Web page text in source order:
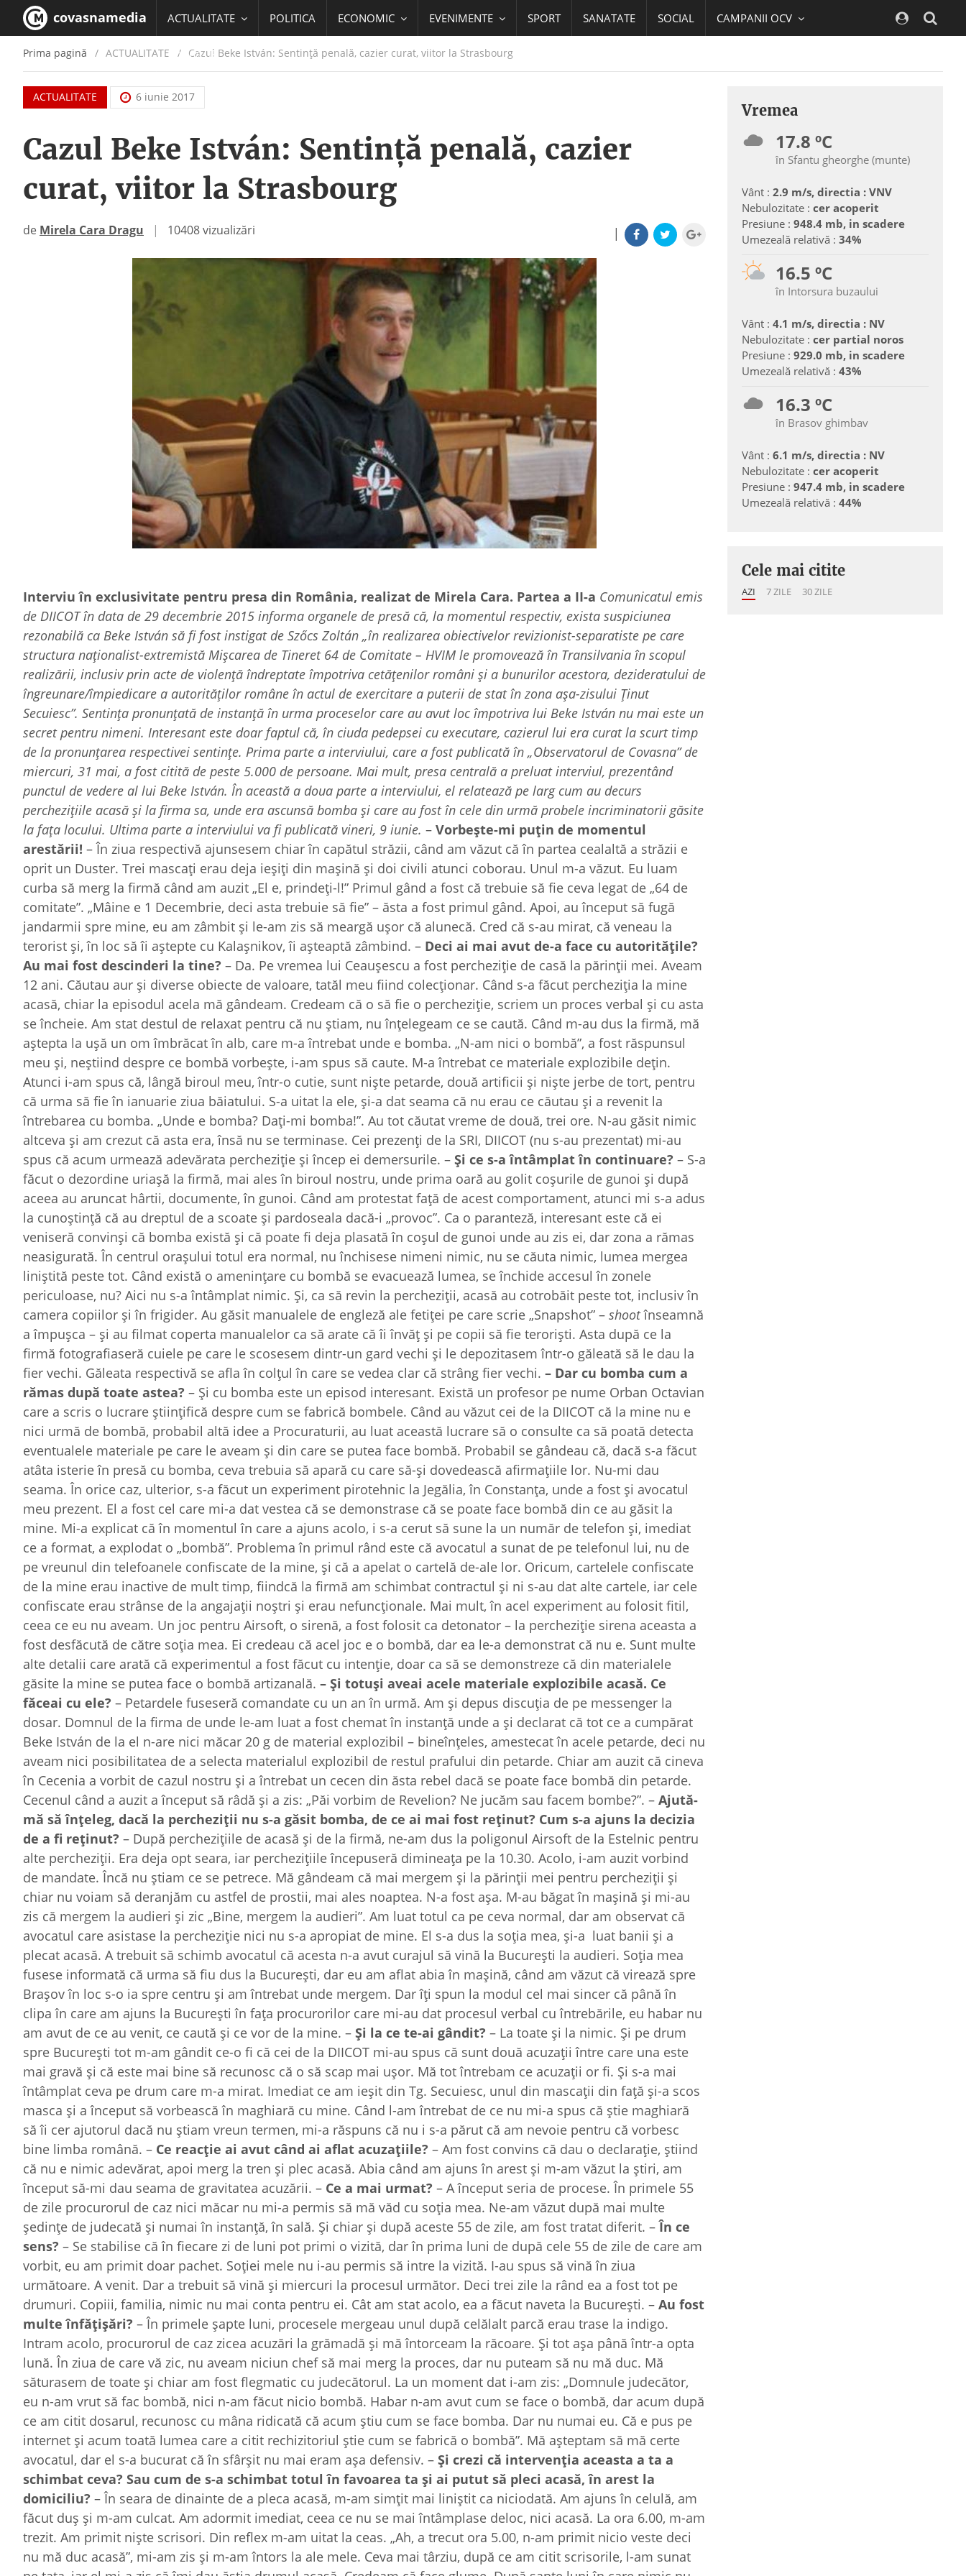
covasnamedia ACTUALITATE POLITICA ECONOMIC EVENIMENTE SPORT SANATATE SOCIAL CAMPANII OCV
EDUCATIE
Prima pagină ACTUALITATE / Cazul Beke István: Sentință penală, cazier curat, viitor la Strasbourg
ACTUALITATE 6 iunie 2017
Cazul Beke István: Sentință penală, cazier
curat, viitor la Strasbourg
|
de Mirela Cara Dragu | 10408 vizualizări
Interviu în exclusivitate pentru presa din România, realizat de Mirela Cara. Partea a II-a Comunicatul emis
de DIICOT în data de 29 decembrie 2015 informa organele de presă că, la momentul respectiv, exista suspiciunea
rezonabilă ca Beke István să fi fost instigat de Szőcs Zoltán „în realizarea obiectivelor revizionist-separatiste pe care
structura naționalist-extremistă Mișcarea de Tineret 64 de Comitate – HVIM le promovează în Transilvania în scopul
realizării, inclusiv prin acte de violență îndreptate împotriva cetățenilor români și a bunurilor acestora, dezideratului de
îngreunare/împiedicare a autorităților române în actul de exercitare a puterii de stat în zona așa-zisului Ținut
Secuiesc”. Sentința pronunțată de instanță în urma proceselor care au avut loc împotriva lui Beke István nu mai este un
secret pentru nimeni. Interesant este doar faptul că, în ciuda pedepsei cu executare, cazierul lui era curat la scurt timp
de la pronunțarea respectivei sentințe. Prima parte a interviului, care a fost publicată în „Observatorul de Covasna” de
miercuri, 31 mai, a fost citită de peste 5.000 de persoane. Mai mult, presa centrală a preluat interviul, prezentând
punctul de vedere al lui Beke István. În această a doua parte a interviului, el relatează pe larg cum au decurs
perchezițiile acasă și la firma sa, unde era ascunsă bomba și care au fost în cele din urmă probele incriminatorii găsite
la fața locului. Ultima parte a interviului va fi publicată vineri, 9 iunie. – Vorbește-mi puțin de momentul
arestării! – În ziua respectivă ajunsesem chiar în capătul străzii, când am văzut că în partea cealaltă a străzii e
oprit un Duster. Trei mascați erau deja ieșiți din mașină și doi civili atunci coborau. Unul m-a văzut. Eu luam
curba să merg la firmă când am auzit „El e, prindeți-l!” Primul gând a fost că trebuie să fie ceva legat de „64 de
comitate”. „Mâine e 1 Decembrie, deci asta trebuie să fie” – ăsta a fost primul gând. Apoi, au început să fugă
jandarmii spre mine, eu am zâmbit și le-am zis să meargă ușor că alunecă. Cred că s-au mirat, că veneau la
terorist și, în loc să îi aștepte cu Kalaşnikov, îi așteaptă zâmbind. – Deci ai mai avut de-a face cu autoritățile?
Au mai fost descinderi la tine? – Da. Pe vremea lui Ceaușescu a fost percheziție de casă la părinții mei. Aveam
12 ani. Căutau aur și diverse obiecte de valoare, tatăl meu fiind colecționar. Când s-a făcut percheziția la mine
acasă, chiar la episodul acela mă gândeam. Credeam că o să fie o percheziție, scriem un proces verbal și cu asta
se încheie. Am stat destul de relaxat pentru că nu știam, nu înțelegeam ce se caută. Când m-au dus la firmă, mă
aștepta la ușă un om îmbrăcat în alb, care m-a întrebat unde e bomba. „N-am nici o bombă”, a fost răspunsul
meu și, neștiind despre ce bombă vorbește, i-am spus să caute. M-a întrebat ce materiale explozibile dețin.
Atunci i-am spus că, lângă biroul meu, într-o cutie, sunt niște petarde, două artificii și niște jerbe de tort, pentru
că urma să fie în ianuarie ziua băiatului. S-a uitat la ele, și-a dat seama că nu erau ce căutau și a revenit la
întrebarea cu bomba. „Unde e bomba? Dați-mi bomba!”. Au tot căutat vreme de două, trei ore. N-au găsit nimic
altceva și am crezut că asta era, însă nu se terminase. Cei prezenți de la SRI, DIICOT (nu s-au prezentat) mi-au
spus că acum urmează adevărata percheziție și încep ei demersurile. – Și ce s-a întâmplat în continuare? – S-a
făcut o dezordine uriașă la firmă, mai ales în biroul nostru, unde prima oară au golit coșurile de gunoi și după
aceea au aruncat hârtii, documente, în gunoi. Când am protestat față de acest comportament, atunci mi s-a adus
la cunoștință că au dreptul de a scoate și pardoseala dacă-i „provoc”. Ca o paranteză, interesant este că ei
veniseră convinși că bomba există și că poate fi deja plasată în coșul de gunoi unde au zis ei, dar zona a rămas
neasigurată. În centrul orașului totul era normal, nu închisese nimeni nimic, nu se căuta nimic, lumea mergea
liniștită peste tot. Când există o amenințare cu bombă se evacuează lumea, se închide accesul în zonele
periculoase, nu? Aici nu s-a întâmplat nimic. Și, ca să revin la percheziții, acasă au cotrobăit peste tot, inclusiv în
camera copiilor și în frigider. Au găsit manualele de engleză ale fetiței pe care scrie „Snapshot” – shootînseamnă
a împușca – și au filmat coperta manualelor ca să arate că îi învăț și pe copii să fie teroriști. Asta după ce la
firmă fotografiaseră cuiele pe care le scosesem dintr-un gard vechi și le depozitasem într-o găleată să le dau la
fier vechi. Găleata respectivă se afla în colțul în care se vedea clar că strâng fier vechi. – Dar cu bomba cum a
rămas după toate astea? – Și cu bomba este un episod interesant. Există un profesor pe nume Orban Octavian
care a scris o lucrare științifică despre cum se fabrică bombele. Când au văzut cei de la DIICOT că la mine nu e
nici urmă de bombă, probabil altă idee a Procuraturii, au luat această lucrare să o consulte ca să poată detecta
eventualele materiale pe care le aveam și din care se putea face bombă. Probabil se gândeau că, dacă s-a făcut
atâta isterie în presă cu bomba, ceva trebuia să apară cu care să-și dovedească afirmațiile lor. Nu-mi dau
seama. În orice caz, ulterior, s-a făcut un experiment pirotehnic la Jegălia, în Constanța, unde a fost și avocatul
meu prezent. El a fost cel care mi-a dat vestea că se demonstrase că se poate face bombă din ce au găsit la
mine. Mi-a explicat că în momentul în care a ajuns acolo, i s-a cerut să sune la un număr de telefon și, imediat
ce a format, a explodat o „bombă”. Problema în primul rând este că avocatul a sunat de pe telefonul lui, nu de
pe vreunul din telefoanele confiscate de la mine, și că a apelat o cartelă de-ale lor. Oricum, cartelele confiscate
de la mine erau inactive de mult timp, fiindcă la firmă am schimbat contractul și ni s-au dat alte cartele, iar cele
confiscate erau strânse de la angajații noștri și erau nefuncționale. Mai mult, în acel experiment au folosit fitil,
ceea ce eu nu aveam. Un joc pentru Airsoft, o sirenă, a fost folosit ca detonator – la percheziție sirena aceasta a
fost desfăcută de către soția mea. Ei credeau că acel joc e o bombă, dar ea le-a demonstrat că nu e. Sunt multe
alte detalii care arată că experimentul a fost făcut cu intenție, doar ca să se demonstreze că din materialele
găsite la mine se putea face o bombă artizanală. – Și totuși aveai acele materiale explozibile acasă. Ce
făceai cu ele? – Petardele fuseseră comandate cu un an în urmă. Am și depus discuția de pe messenger la
dosar. Domnul de la firma de unde le-am luat a fost chemat în instanță unde a și declarat că tot ce a cumpărat
Beke István de la el n-are nici măcar 20 g de material explozibil – bineînțeles, amestecat în acele petarde, deci nu
aveam nici posibilitatea de a selecta materialul explozibil de restul prafului din petarde. Chiar am auzit că cineva
în Cecenia a vorbit de cazul nostru și a întrebat un cecen din ăsta rebel dacă se poate face bombă din petarde.
Cecenul când a auzit a început să râdă și a zis: „Păi vorbim de Revelion? Ne jucăm sau facem bombe?”. – Ajută-
mă să înțeleg, dacă la percheziții nu s-a găsit bomba, de ce ai mai fost reținut? Cum s-a ajuns la decizia
de a fi reținut? – După perchezițiile de acasă și de la firmă, ne-am dus la poligonul Airsoft de la Estelnic pentru
alte percheziții. Era deja opt seara, iar perchezițiile începuseră dimineața pe la 10.30. Acolo, i-am auzit vorbind
de mandate. Încă nu știam ce se petrece. Mă gândeam că mai mergem și la părinții mei pentru percheziții și
chiar nu voiam să deranjăm cu astfel de prostii, mai ales noaptea. N-a fost așa. M-au băgat în mașină și mi-au
zis că mergem la audieri și zic „Bine, mergem la audieri”. Am luat totul ca pe ceva normal, dar am observat că
avocatul care asistase la percheziție nici nu s-a apropiat de mine. El s-a dus la soția mea, și-a luat banii și a
plecat acasă. A trebuit să schimb avocatul că acesta n-a avut curajul să vină la București la audieri. Soția mea
fusese informată că urma să fiu dus la București, dar eu am aflat abia în mașină, când am văzut că virează spre
Brașov în loc s-o ia spre centru și am întrebat unde mergem. Dar îți spun la modul cel mai sincer că până în
clipa în care am ajuns la București în fața procurorilor care mi-au dat procesul verbal cu întrebările, eu habar nu
am avut de ce au venit, ce caută și ce vor de la mine. – Și la ce te-ai gândit? – La toate și la nimic. Și pe drum
spre București tot m-am gândit ce-o fi că cei de la DIICOT mi-au spus că sunt două acuzații între care una este
mai gravă și că este mai bine să recunosc că o să scap mai ușor. Mă tot întrebam ce acuzații or fi. Și s-a mai
întâmplat ceva pe drum care m-a mirat. Imediat ce am ieșit din Tg. Secuiesc, unul din mascații din față și-a scos
masca și a început să vorbească în maghiară cu mine. Când l-am întrebat de ce nu mi-a spus că știe maghiară
să îi cer ajutorul dacă nu știam vreun termen, mi-a răspuns că nu i s-a părut că am nevoie pentru că vorbesc
bine limba română. – Ce reacție ai avut când ai aflat acuzațiile? – Am fost convins că dau o declarație, știind
că nu e nimic adevărat, apoi merg la tren și plec acasă. Abia când am ajuns în arest și m-am văzut la știri, am
început să-mi dau seama de gravitatea acuzării. – Ce a mai urmat? – A început seria de procese. În primele 55
de zile procurorul de caz nici măcar nu mi-a permis să mă văd cu soția mea. Ne-am văzut după mai multe
ședințe de judecată și numai în instanță, în sală. Și chiar și după aceste 55 de zile, am fost tratat diferit. –În ce
sens? – Se stabilise că în fiecare zi de luni pot primi o vizită, dar în prima luni de după cele 55 de zile de care am
vorbit, eu am primit doar pachet. Soției mele nu i-au permis să intre la vizită. I-au spus să vină în ziua
următoare. A venit. Dar a trebuit să vină și miercuri la procesul următor. Deci trei zile la rând ea a fost tot pe
drumuri. Copiii, familia, nimic nu mai conta pentru ei. Cât am stat acolo, ea a făcut naveta la București. – Au fost
multe înfățișări? – În primele șapte luni, procesele mergeau unul după celălalt parcă erau trase la indigo.
Intram acolo, procurorul de caz zicea acuzări la grămadă și mă întorceam la răcoare. Și tot așa până într-a opta
lună. În ziua de care vă zic, nu aveam niciun chef să mai merg la proces, dar nu puteam să nu mă duc. Mă
săturasem de toate și chiar am fost flegmatic cu judecătorul. La un moment dat i-am zis: „Domnule judecător,
eu n-am vrut să fac bombă, nici n-am făcut nicio bombă. Habar n-am avut cum se face o bombă, dar acum după
ce am citit dosarul, recunosc cu mâna ridicată că acum știu cum se face bomba. Dar nu numai eu. Că e pus pe
internet și acum toată lumea care a citit rechizitoriul știe cum se fabrică o bombă”. Mă așteptam să mă certe
avocatul, dar el s-a bucurat că în sfârșit nu mai eram așa defensiv. – Și crezi că intervenția aceasta a ta a
schimbat ceva? Sau cum de s-a schimbat totul în favoarea ta și ai putut să pleci acasă, în arest la
domiciliu? – În seara de dinainte de a pleca acasă, m-am simțit mai liniștit ca niciodată. Am ajuns în celulă, am
făcut duș și m-am culcat. Am adormit imediat, ceea ce nu se mai întâmplase deloc, nici acasă. La ora 6.00, m-am
trezit. Am primit niște scrisori. Din reflex m-am uitat la ceas. „Ah, a trecut ora 5.00, n-am primit nicio veste deci
nu mă duc acasă”, mi-am zis și m-am întors la ale mele. Ceva mai târziu, după ce am citit scrisorile, l-am sunat
Vremea
17.8 ºC
în Sfantu gheorghe (munte)
Vânt : 2.9 m/s, directia : VNV
Nebulozitate : cer acoperit
Presiune : 948.4 mb, in scadere
Umezeală relativă : 34%
16.5 ºC
în Intorsura buzaului
Vânt : 4.1 m/s, directia : NV
Nebulozitate : cer partial noros
Presiune : 929.0 mb, in scadere
Umezeală relativă : 43%
16.3 ºC
în Brasov ghimbav
Vânt : 6.1 m/s, directia : NV
Nebulozitate : cer acoperit
Presiune : 947.4 mb, in scadere
Umezeală relativă : 44%
Cele mai citite
AZI 7 ZILE 30 ZILE